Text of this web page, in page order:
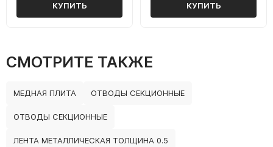
КУПИТЬ КУПИТЬ
СМОТРИТЕ ТАКЖЕ
МЕДНАЯ ПЛИТА ОТВОДЫ СЕКЦИОННЫЕ
ОТВОДЫ СЕКЦИОННЫЕ
ЛЕНТА МЕТАЛЛИЧЕСКАЯ ТОЛЩИНА 0.5